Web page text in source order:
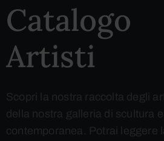
Catalogo
Artisti
Scopri la nostra raccolta degli
della nostra galleria di scultura
contemporanea. Potrai leggere